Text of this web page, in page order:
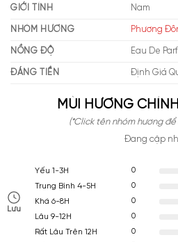
GIỚI TÍNH Nam
NHÓM HƯƠNG Phương
NỒNG ĐỘ Eau De
ĐÁNG TIỀN Định Giá
MÙI HƯƠNG
(*Click tên nhóm hương
Đang cập
Lưu
Yếu 1-3H
0
Trung Bình 4-5H
0
Khá 6-8H
0
Lâu 9-12H
0
Rất Lâu Trên 12H
0